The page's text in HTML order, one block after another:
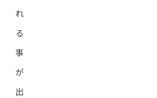
れ
る
事
が
出